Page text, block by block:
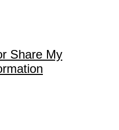
Share My